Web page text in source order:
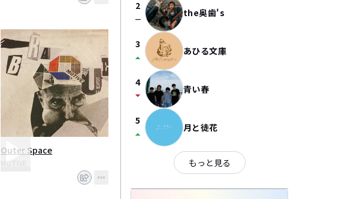
Outer Space
MOTIVE
2
check_indeterminate_small the奥歯's
3
arrow_drop_up あひる文庫
4
arrow_drop_down 青い春
5
arrow_drop_up 月と徒花
もっと見る